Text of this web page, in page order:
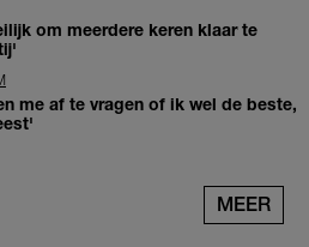
om meerdere keren klaar te
me af te vragen of ik wel de beste,
MEER